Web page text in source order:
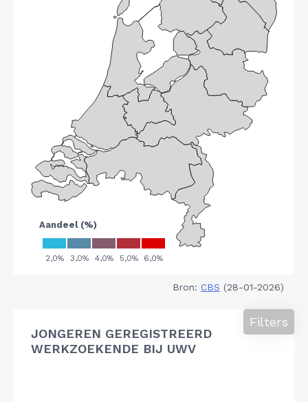
Bron: CBS (28-01-2026)
JONGEREN GEREGISTREERD
WERKZOEKENDE BIJ UWV
Filters